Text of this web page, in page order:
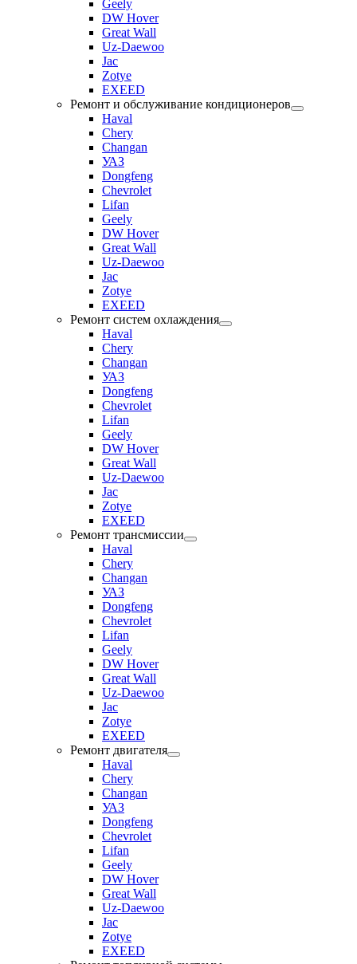
Geely
DW Hover
Great Wall
Uz-Daewoo
Jac
Zotye
EXEED
Ремонт и обслуживание кондиционеров
Haval
Chery
Changan
УАЗ
Dongfeng
Chevrolet
Lifan
Geely
DW Hover
Great Wall
Uz-Daewoo
Jac
Zotye
EXEED
Ремонт систем охлаждения
Haval
Chery
Changan
УАЗ
Dongfeng
Chevrolet
Lifan
Geely
DW Hover
Great Wall
Uz-Daewoo
Jac
Zotye
EXEED
Ремонт трансмиссии
Haval
Chery
Changan
УАЗ
Dongfeng
Chevrolet
Lifan
Geely
DW Hover
Great Wall
Uz-Daewoo
Jac
Zotye
EXEED
Ремонт двигателя
Haval
Chery
Changan
УАЗ
Dongfeng
Chevrolet
Lifan
Geely
DW Hover
Great Wall
Uz-Daewoo
Jac
Zotye
EXEED